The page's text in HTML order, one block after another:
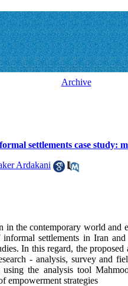
Archive
settlements case study:
Ardakani
in the contemporary world and
settlements in Iran
In this regard, the proposed
- analysis, survey and
the analysis tool
empowerment strategies